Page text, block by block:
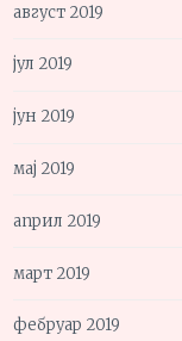
август 2019
јул 2019
јун 2019
мај 2019
април 2019
март 2019
фебруар 2019